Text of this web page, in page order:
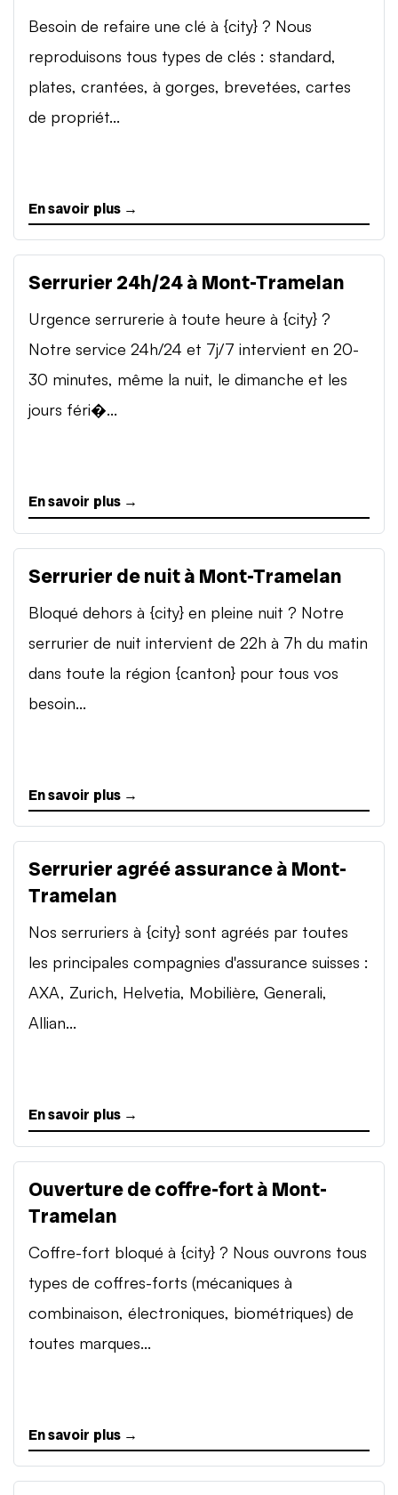
Besoin de refaire une clé à {city} ? Nous
reproduisons tous types de clés : standard,
plates, crantées, à gorges, brevetées, cartes
de propriét...
En savoir plus →
Serrurier 24h/24 à Mont-Tramelan
Urgence serrurerie à toute heure à {city} ?
Notre service 24h/24 et 7j/7 intervient en 20-
30 minutes, même la nuit, le dimanche et les
jours féri�...
En savoir plus →
Serrurier de nuit à Mont-Tramelan
Bloqué dehors à {city} en pleine nuit ? Notre
serrurier de nuit intervient de 22h à 7h du matin
dans toute la région {canton} pour tous vos
besoin...
En savoir plus →
Serrurier agréé assurance à Mont-
Tramelan
Nos serruriers à {city} sont agréés par toutes
les principales compagnies d'assurance suisses :
AXA, Zurich, Helvetia, Mobilière, Generali,
Allian...
En savoir plus →
Ouverture de coffre-fort à Mont-
Tramelan
Coffre-fort bloqué à {city} ? Nous ouvrons tous
types de coffres-forts (mécaniques à
combinaison, électroniques, biométriques) de
toutes marques...
En savoir plus →